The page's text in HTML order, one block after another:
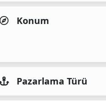
Konum
Pazarlama Türü